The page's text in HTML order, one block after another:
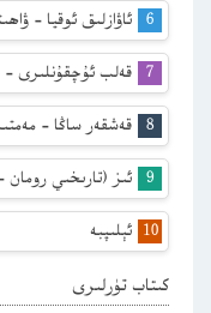
ئاۋازلىق ئوقيا –
قەلب ئۇچقۇنلىرى –
قەشقەر ساڭا –
ئىز (تارىخىي رومان
ئېلىپبە
كىتاب تۈرلىرى